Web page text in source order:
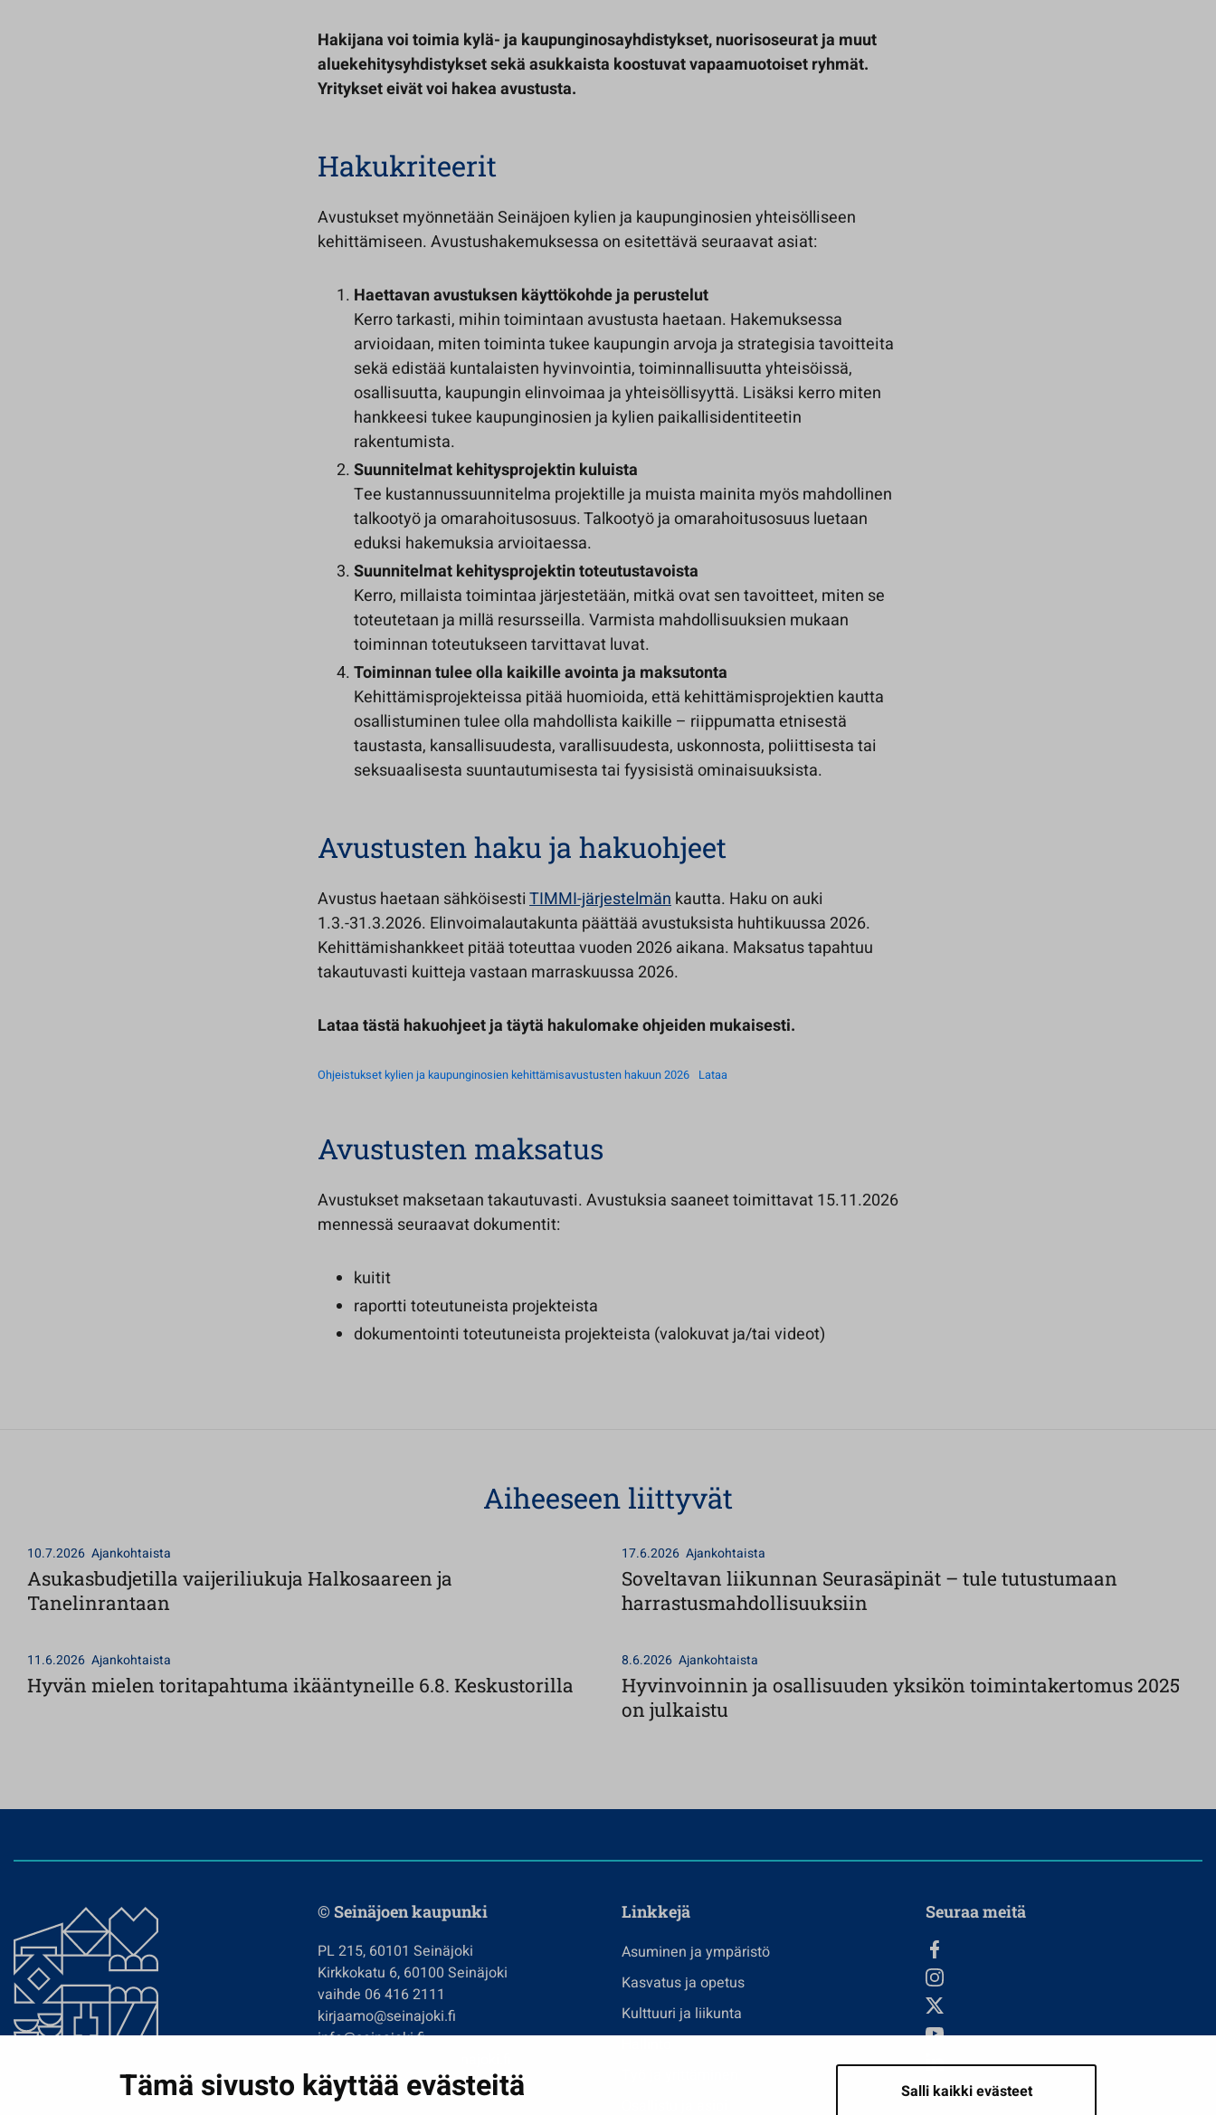
Tämä sivusto käyttää evästeitä Salli kaikki evästeet
Hakijana voi toimia kylä- ja kaupunginosayhdistykset, nuorisoseurat ja muut
aluekehitysyhdistykset sekä asukkaista koostuvat vapaamuotoiset ryhmät.
Yritykset eivät voi hakea avustusta.
Hakukriteerit
Avustukset myönnetään Seinäjoen kylien ja kaupunginosien yhteisölliseen
kehittämiseen. Avustushakemuksessa on esitettävä seuraavat asiat:
Haettavan avustuksen käyttökohde ja perustelut
Kerro tarkasti, mihin toimintaan avustusta haetaan. Hakemuksessa
arvioidaan, miten toiminta tukee kaupungin arvoja ja strategisia tavoitteita
sekä edistää kuntalaisten hyvinvointia, toiminnallisuutta yhteisöissä,
osallisuutta, kaupungin elinvoimaa ja yhteisöllisyyttä. Lisäksi kerro miten
hankkeesi tukee kaupunginosien ja kylien paikallisidentiteetin
rakentumista.
Suunnitelmat kehitysprojektin kuluista
Tee kustannussuunnitelma projektille ja muista mainita myös mahdollinen
talkootyö ja omarahoitusosuus. Talkootyö ja omarahoitusosuus luetaan
eduksi hakemuksia arvioitaessa.
Suunnitelmat kehitysprojektin toteutustavoista
Kerro, millaista toimintaa järjestetään, mitkä ovat sen tavoitteet, miten se
toteutetaan ja millä resursseilla. Varmista mahdollisuuksien mukaan
toiminnan toteutukseen tarvittavat luvat.
Toiminnan tulee olla kaikille avointa ja maksutonta
Kehittämisprojekteissa pitää huomioida, että kehittämisprojektien kautta
osallistuminen tulee olla mahdollista kaikille – riippumatta etnisestä
taustasta, kansallisuudesta, varallisuudesta, uskonnosta, poliittisesta tai
seksuaalisesta suuntautumisesta tai fyysisistä ominaisuuksista.
Avustusten haku ja hakuohjeet
Avustus haetaan sähköisestiTIMMI-järjestelmänkautta. Haku on auki
1.3.-31.3.2026. Elinvoimalautakunta päättää avustuksista huhtikuussa 2026.
Kehittämishankkeet pitää toteuttaa vuoden 2026 aikana. Maksatus tapahtuu
takautuvasti kuitteja vastaan marraskuussa 2026.
Lataa tästä hakuohjeet ja täytä hakulomake ohjeiden mukaisesti.
Ohjeistukset kylien ja kaupunginosien kehittämisavustusten hakuun 2026 Lataa
Avustusten maksatus
Avustukset maksetaan takautuvasti. Avustuksia saaneet toimittavat 15.11.2026
mennessä seuraavat dokumentit:
kuitit
raportti toteutuneista projekteista
dokumentointi toteutuneista projekteista (valokuvat ja/tai videot)
Aiheeseen liittyvät
10.7.2026 Ajankohtaista
Asukasbudjetilla vaijeriliukuja Halkosaareen ja
Tanelinrantaan
17.6.2026 Ajankohtaista
Soveltavan liikunnan Seurasäpinät – tule tutustumaan
harrastusmahdollisuuksiin
11.6.2026 Ajankohtaista
Hyvän mielen toritapahtuma ikääntyneille 6.8. Keskustorilla
8.6.2026 Ajankohtaista
Hyvinvoinnin ja osallisuuden yksikön toimintakertomus 2025
on julkaistu
© Seinäjoen kaupunki
PL 215, 60101 Seinäjoki
Kirkkokatu 6, 60100 Seinäjoki
vaihde 06 416 2111
kirjaamo@seinajoki.fi
info@seinajoki.fi
Tilaa uutiskirje
Linkkejä
Asuminen ja ympäristö
Kasvatus ja opetus
Kulttuuri ja liikunta
Seuraa meitä